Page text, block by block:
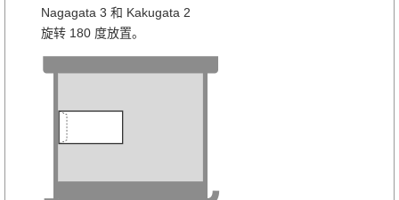
Nagagata 3 和 Kakugata 2
旋转 180 度放置。